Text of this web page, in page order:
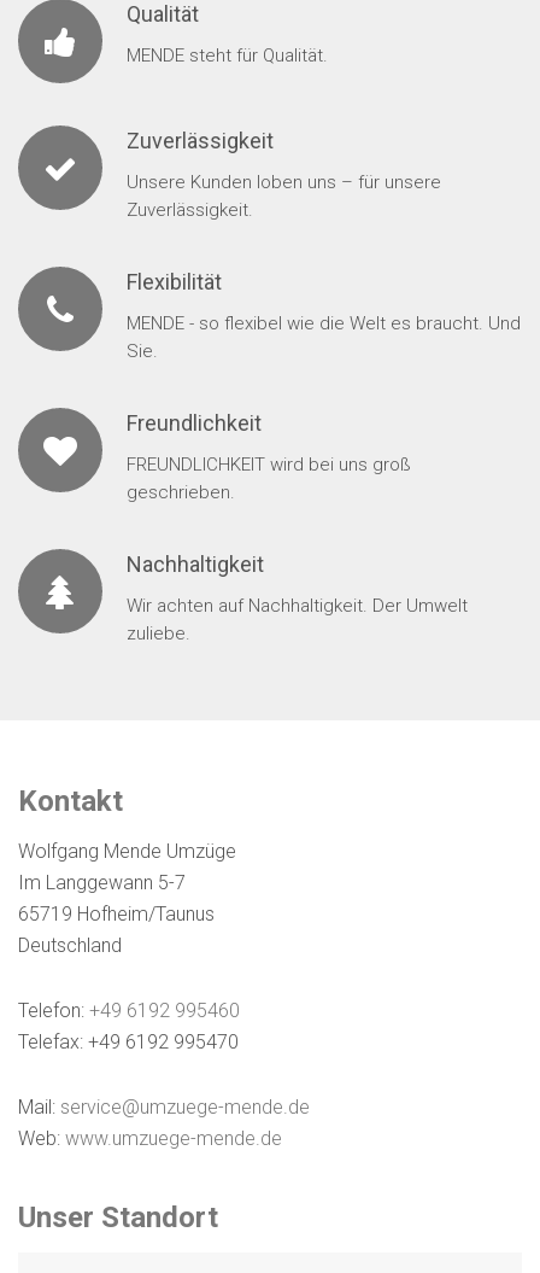
Qualität
MENDE steht für Qualität.
Zuverlässigkeit
Unsere Kunden loben uns – für unsere
Zuverlässigkeit.
Flexibilität
MENDE - so flexibel wie die Welt es braucht. Und
Sie.
Freundlichkeit
FREUNDLICHKEIT wird bei uns groß
geschrieben.
Nachhaltigkeit
Wir achten auf Nachhaltigkeit. Der Umwelt
zuliebe.
Kontakt
Wolfgang Mende Umzüge
Im Langgewann 5-7
65719 Hofheim/Taunus
Deutschland
Telefon: +49 6192 995460
Telefax: +49 6192 995470
Mail: service@umzuege-mende.de
Web: www.umzuege-mende.de
Unser Standort